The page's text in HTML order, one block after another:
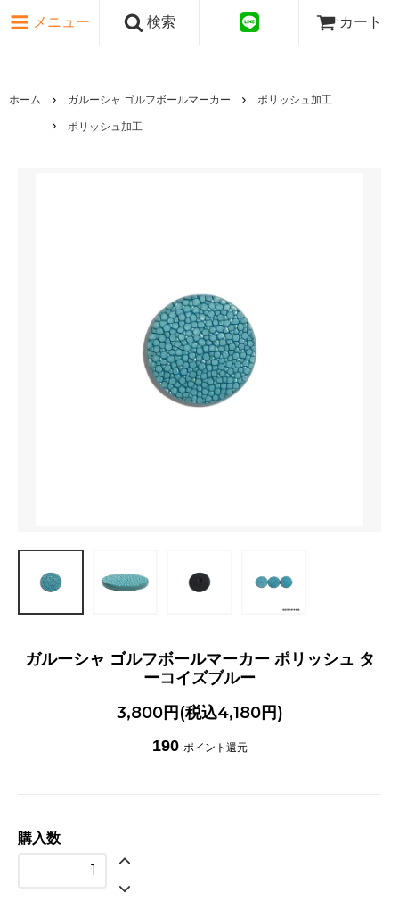
メニュー 検索 カート
ホーム ガルーシャ ゴルフボールマーカー ポリッシュ加工
ポリッシュ加工
ガルーシャ ゴルフボールマーカー ポリッシュ タ
ーコイズブルー
3,800円(税込4,180円)
190 ポイント還元
購入数
ピンク・レッド系
ゴールド・シルバー系
国旗シリーズ
日本伝文様シリーズ